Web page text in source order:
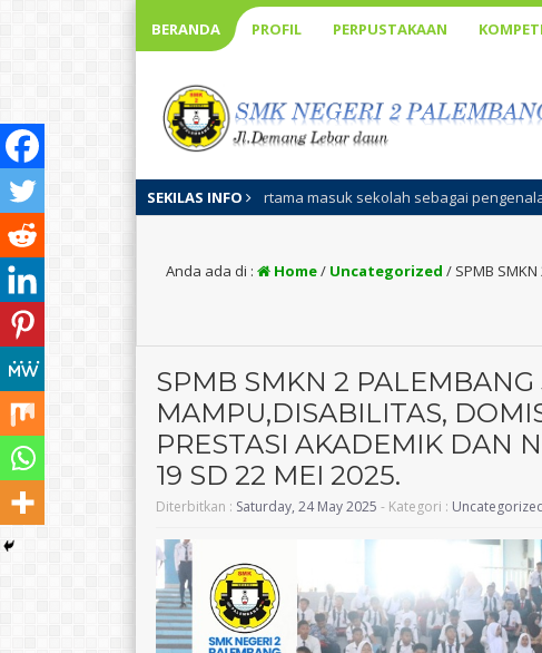
BERANDA PROFIL PERPUSTAKAAN
SEKILAS INFO
masuk sekolah sebagai pengenalan visi misi sekolah,
Anda ada di : Home/ Uncategorized / SPMB
SPMB SMKN 2
MAMPU,DISABILITAS,
PRESTASI AKADEMIK DAN
19 SD 22 MEI 2025.
Diterbitkan : Saturday, 24 May 2025 - Kategori :